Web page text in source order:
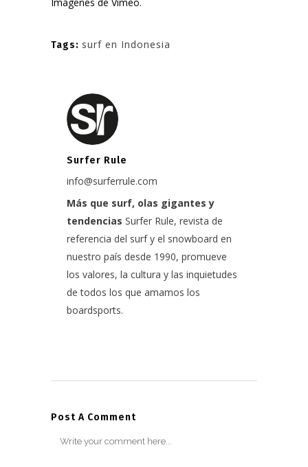
Tags: surf en Indonesia
Surfer Rule
info@surferrule.com
Más que surf, olas gigantes y
tendencias Surfer Rule, revista de
referencia del surf y el snowboard en
nuestro país desde 1990, promueve
los valores, la cultura y las inquietudes
de todos los que amamos los
boardsports.
Post A Comment